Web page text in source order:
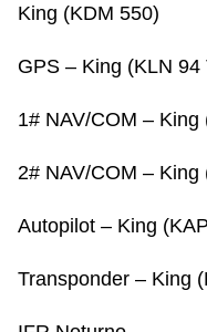
King (KDM 550)
GPS – King (KLN 94
1# NAV/COM – King
2# NAV/COM – King
Autopilot – King
Transponder – King